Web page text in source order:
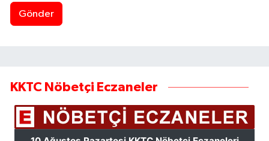
Gönder
KKTC Nöbetçi Eczaneler